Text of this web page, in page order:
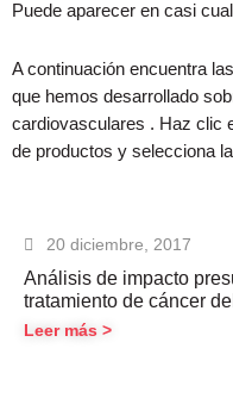
Puede aparecer en casi
A continuación encuentra
que hemos desarrollado
cardiovasculares . Haz clic
de productos y selecciona
20 diciembre, 2017
Análisis de impacto
tratamiento de cáncer
Leer más >